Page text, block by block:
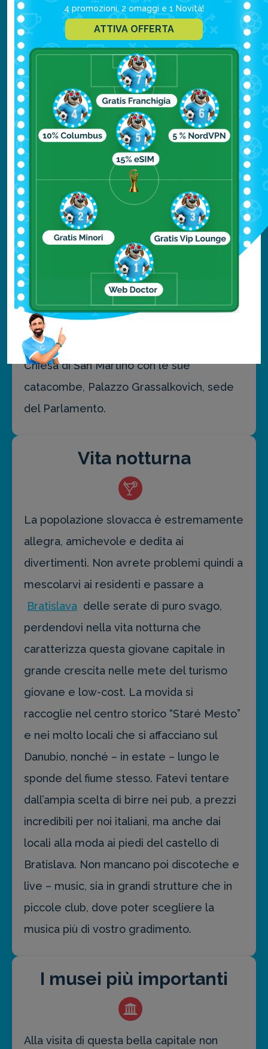
diventa una enorme pista di pattinaggio su
ghiaccio, in estate invece una gigantesca
scacchiera. Occhi aperti poi per le buffe
statue che spuntano fuori da tombini,
cassette postali e finestre. Altra
singolarità è la “Chiesa blu”, quasi da fiaba,
e il cosiddetto “ufo”, la navicella sospesa
sopra il Ponte Nuovo, da cui godere di una
vista mozzafiato.
Tour della Bratislava classica:un tour per
conoscere il volto storico della città.
Immancabile ovviamente il Castello, da lì
tramite via Zydowska si arriva al Quartiere
Ebraico. Nella Città Vecchia troverete la
Piazza Principale, con la statua di
Massimiliano II, poi il Teatro Nazionale, la
Chiesa di San Martino con le sue
catacombe, Palazzo Grassalkovich, sede
del Parlamento.
Vita notturna
La popolazione slovacca è estremamente
allegra, amichevole e dedita ai
divertimenti. Non avrete problemi quindi a
mescolarvi ai residenti e passare a
Bratislava delle serate di puro svago,
perdendovi nella vita notturna che
caratterizza questa giovane capitale in
grande crescita nelle mete del turismo
giovane e low-cost. La movida si
raccoglie nel centro storico “Staré Mesto”
e nei molto locali che si affacciano sul
Danubio, nonché – in estate – lungo le
sponde del fiume stesso. Fatevi tentare
dall’ampia scelta di birre nei pub, a prezzi
incredibili per noi italiani, ma anche dai
locali alla moda ai piedi del castello di
Bratislava. Non mancano poi discoteche e
live – music, sia in grandi strutture che in
piccole club, dove poter scegliere la
musica più di vostro gradimento.
I musei più importanti
Alla visita di questa bella capitale non
4 promozioni, 2 omaggi e 1 Novità!
ATTIVA OFFERTA